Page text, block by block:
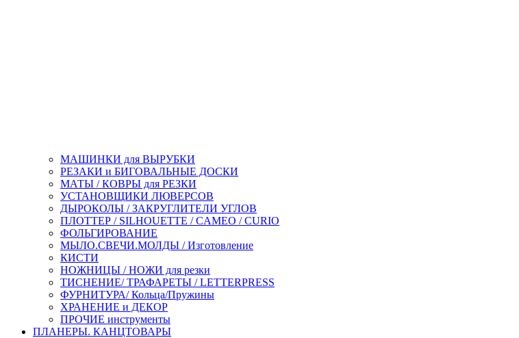
МАШИНКИ для ВЫРУБКИ
РЕЗАКИ и БИГОВАЛЬНЫЕ ДОСКИ
МАТЫ / КОВРЫ для РЕЗКИ
УСТАНОВЩИКИ ЛЮВЕРСОВ
ДЫРОКОЛЫ / ЗАКРУГЛИТЕЛИ УГЛОВ
ПЛОТТЕР / SILHOUETTE / CAMEO / CURIO
ФОЛЬГИРОВАНИЕ
МЫЛО.СВЕЧИ.МОЛДЫ / Изготовление
КИСТИ
НОЖНИЦЫ / НОЖИ для резки
ТИСНЕНИЕ/ ТРАФАРЕТЫ / LETTERPRESS
ФУРНИТУРА/ Кольца/Пружины
ХРАНЕНИЕ и ДЕКОР
ПРОЧИЕ инструменты
ПЛАНЕРЫ. КАНЦТОВАРЫ